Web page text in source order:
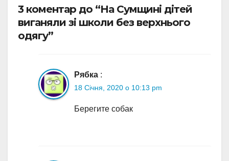
3 коментар до “На Сумщині дітей
виганяли зі школи без верхнього
одягу”
Рябка :
18 Січня, 2020 о 10:13 pm
Берегите собак